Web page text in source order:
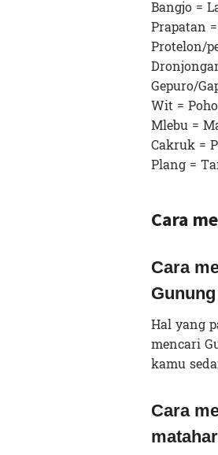
Bangjo =
Prapatan
Protelon/
Gepuro/
Wit =
Mlebu =
Cakruk =
Plang =
Cara
Cara
Hal yang
mencari
kamu
Cara